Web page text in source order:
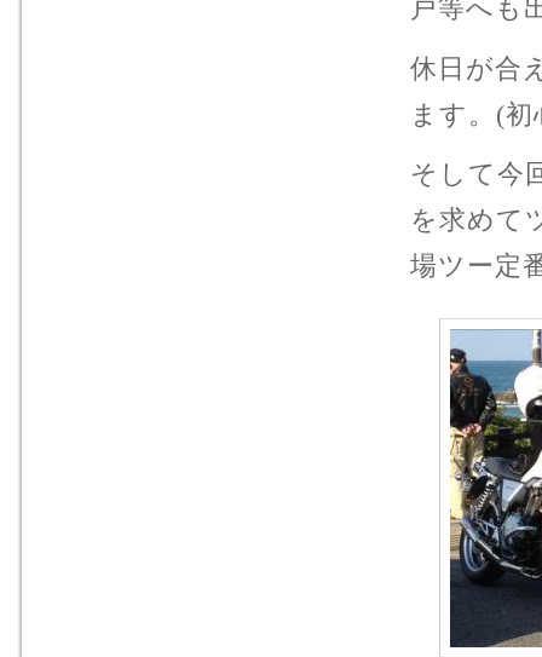
戸等へも
休日が合
ます。(
そして今
を求めて
場ツー定